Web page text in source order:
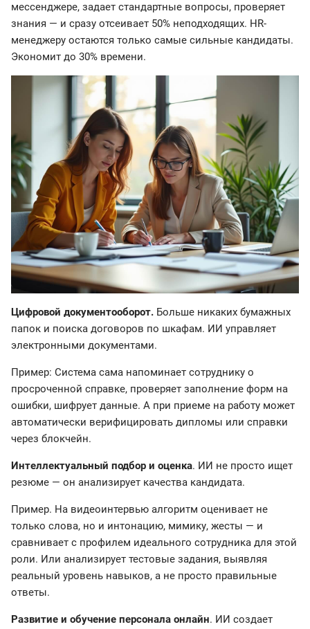
мессенджере, задает стандартные вопросы, проверяет
знания — и сразу отсеивает 50% неподходящих. HR-
менеджеру остаются только самые сильные кандидаты.
Экономит до 30% времени.
Цифровой документооборот. Больше никаких бумажных
папок и поиска договоров по шкафам. ИИ управляет
электронными документами.
Пример: Система сама напоминает сотруднику о
просроченной справке, проверяет заполнение форм на
ошибки, шифрует данные. А при приеме на работу может
автоматически верифицировать дипломы или справки
через блокчейн.
Интеллектуальный подбор и оценка. ИИ не просто ищет
резюме — он анализирует качества кандидата.
Пример. На видеоинтервью алгоритм оценивает не
только слова, но и интонацию, мимику, жесты — и
сравнивает с профилем идеального сотрудника для этой
роли. Или анализирует тестовые задания, выявляя
реальный уровень навыков, а не просто правильные
ответы.
Развитие и обучение персонала онлайн. ИИ создает